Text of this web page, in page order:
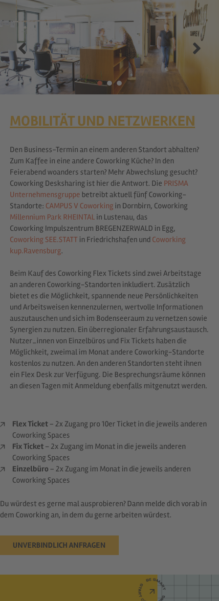
MOBILITÄT UND NETZWERKEN
Den Business-Termin an einem anderen Standort abhalten?
Zum Kaffee in eine andere Coworking Küche? In den
Feierabend woanders starten? Mehr Abwechslung gesucht?
Coworking Desksharing ist hier die Antwort. Die PRISMA
Unternehmensgruppe betreibt aktuell fünf Coworking-
Standorte: CAMPUS V Coworking in Dornbirn, Coworking
Millennium Park RHEINTAL in Lustenau, das
Coworking Impulszentrum BREGENZERWALD in Egg,
Coworking SEE.STATT in Friedrichshafen und Coworking
kup.Ravensburg.
Beim Kauf des Coworking Flex Tickets sind zwei Arbeitstage
an anderen Coworking-Standorten inkludiert. Zusätzlich
bietet es die Möglichkeit, spannende neue Persönlichkeiten
und Arbeitsweisen kennenzulernen, wertvolle Informationen
auszutauschen und sich im Bodenseeraum zu vernetzen sowie
Synergien zu nutzen. Ein überregionaler Erfahrungsaustausch.
Nutzer_innen von Einzelbüros und Fix Tickets haben die
Möglichkeit, zweimal im Monat andere Coworking-Standorte
kostenlos zu nutzen. An den anderen Standorten steht ihnen
ein Flex Desk zur Verfügung. Die Besprechungsräume können
an diesen Tagen mit Anmeldung ebenfalls mitgenutzt werden.
Flex Ticket – 2x Zugang pro 10er Ticket in die jeweils anderen
Coworking Spaces
Fix Ticket – 2x Zugang im Monat in die jeweils anderen
Coworking Spaces
Einzelbüro – 2x Zugang im Monat in die jeweils anderen
Coworking Spaces
Du würdest es gerne mal ausprobieren? Dann melde dich vorab in
dem Coworking an, in dem du gerne arbeiten würdest.
UNVERBINDLICH ANFRAGEN